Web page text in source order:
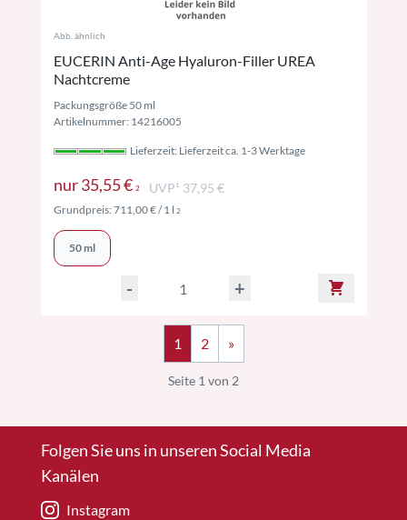
Abb. ähnlich
EUCERIN Anti-Age Hyaluron-Filler UREA
Nachtcreme
Packungsgröße 50 ml
Artikelnummer: 14216005
Lieferzeit: Lieferzeit ca. 1-3 Werktage
nur35,55 € 2Preise inkl. MwSt. ggf. zzgl. Versand
UVP¹ 37,95 €
Grundpreis:711,00 €/ 1 l 2Preise inkl. MwSt. ggf. zzgl. Versand
50 ml
- +
1 2 »
Seite 1 von 2
Folgen Sie uns in unseren Social Media
Kanälen
Instagram